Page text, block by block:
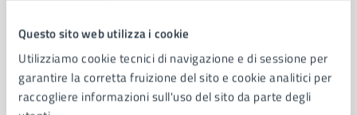
Questo sito web utilizza i cookie
Utilizziamo cookie tecnici di navigazione e di sessione per
garantire la corretta fruizione del sito e cookie analitici per
raccogliere informazioni sull'uso del sito da parte degli
Organi di governo
Municipalità
Uffici
Enti e fondazioni
Politici